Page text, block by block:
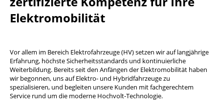
Elektromobilität
Vor allem im Bereich Elektrofahrzeuge (HV) setzen wir auf langjährige
Erfahrung, höchste Sicherheitsstandards und kontinuierliche
Weiterbildung. Bereits seit den Anfängen der Elektromobilität haben
wir begonnen, uns auf Elektro- und Hybridfahrzeuge zu
spezialisieren, und begleiten unsere Kunden mit fachgerechtem
Service rund um die moderne Hochvolt-Technologie.